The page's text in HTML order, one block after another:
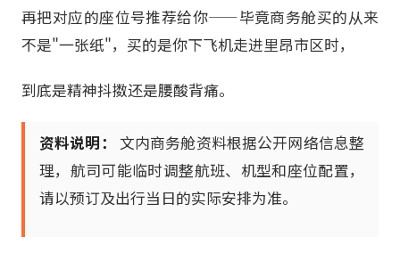
再把对应的座位号推荐给你——毕竟商务舱买的从来
不是"一张纸"，买的是你下飞机走进里昂市区时，
到底是精神抖擞还是腰酸背痛。
资料说明：
文内商务舱资料根据公开网络信息整
理，航司可能临时调整航班、机型和座位配置，
请以预订及出行当日的实际安排为准。